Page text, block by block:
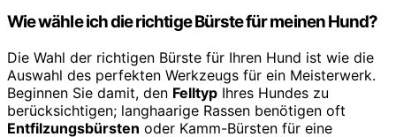
Wie wähle ich die richtige Bürste für meinen Hund?
Die Wahl der richtigen Bürste für Ihren Hund ist wie die
Auswahl des perfekten Werkzeugs für ein Meisterwerk.
Beginnen Sie damit, den Felltyp Ihres Hundes zu
berücksichtigen; langhaarige Rassen benötigen oft
Entfilzungsbürsten oder Kamm-Bürsten für eine